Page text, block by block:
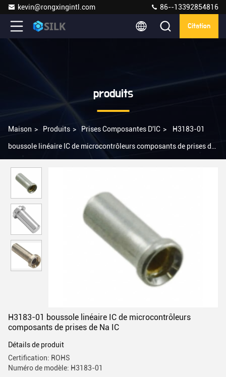
kevin@rongxingintl.com 86--13392854816
Citation
produits
Maison > Produits > Prises Composantes D'IC > H3183-01
boussole linéaire IC de microcontrôleurs composants de prises de
H3183-01 boussole linéaire IC de microcontrôleurs
composants de prises de Na IC
Détails de produit
Certification: ROHS
Numéro de modèle: H3183-01